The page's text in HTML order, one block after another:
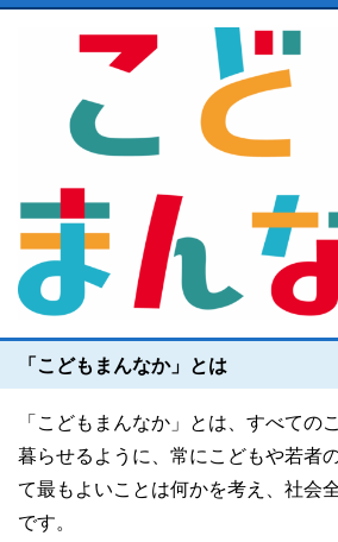
「こどもまんなか」とは
「こどもまんなか」とは、すべての
暮らせるように、常にこどもや若者
て最もよいことは何かを考え、社会
です。